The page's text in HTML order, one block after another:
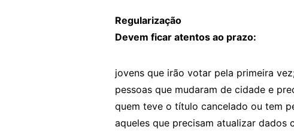
Regularização
Devem ficar atentos ao prazo:
jovens que irão votar pela primeira
pessoas que mudaram de cidade e
quem teve o título cancelado ou tem
aqueles que precisam atualizar dados